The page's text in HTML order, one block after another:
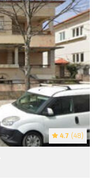
4.7 (48)